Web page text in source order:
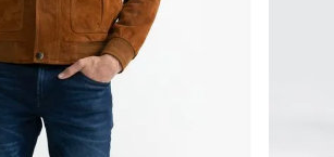
Compra rápida
AGREGAR AL CARRITO